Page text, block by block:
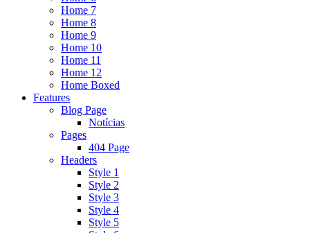
Home 7
Home 8
Home 9
Home 10
Home 11
Home 12
Home Boxed
Features
Blog Page
Notícias
Pages
404 Page
Headers
Style 1
Style 2
Style 3
Style 4
Style 5